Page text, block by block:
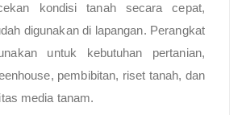
kondisi tanah secara cepat,
digunakan di lapangan. Perangkat
untuk kebutuhan pertanian,
pembibitan, riset tanah, dan
media tanam.